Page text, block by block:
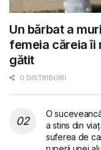
Un bărbat a
femeia căreia îi
gătit
0 DISTRIBUIRI
O
a stins din
suferea de